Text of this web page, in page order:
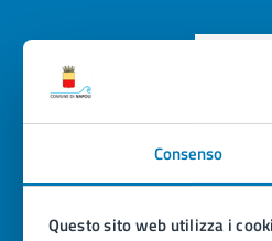
Consenso
Questo sito web utilizza i
Valuta